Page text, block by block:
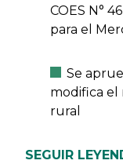
COES N°
para el
Se
modifica
rural
SEGUIR